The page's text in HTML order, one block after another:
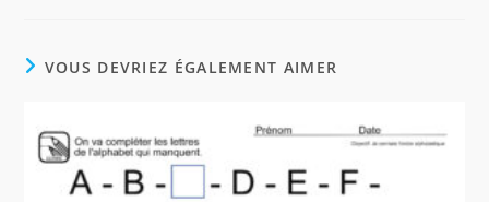
t
VOUS DEVRIEZ ÉGALEMENT AIMER